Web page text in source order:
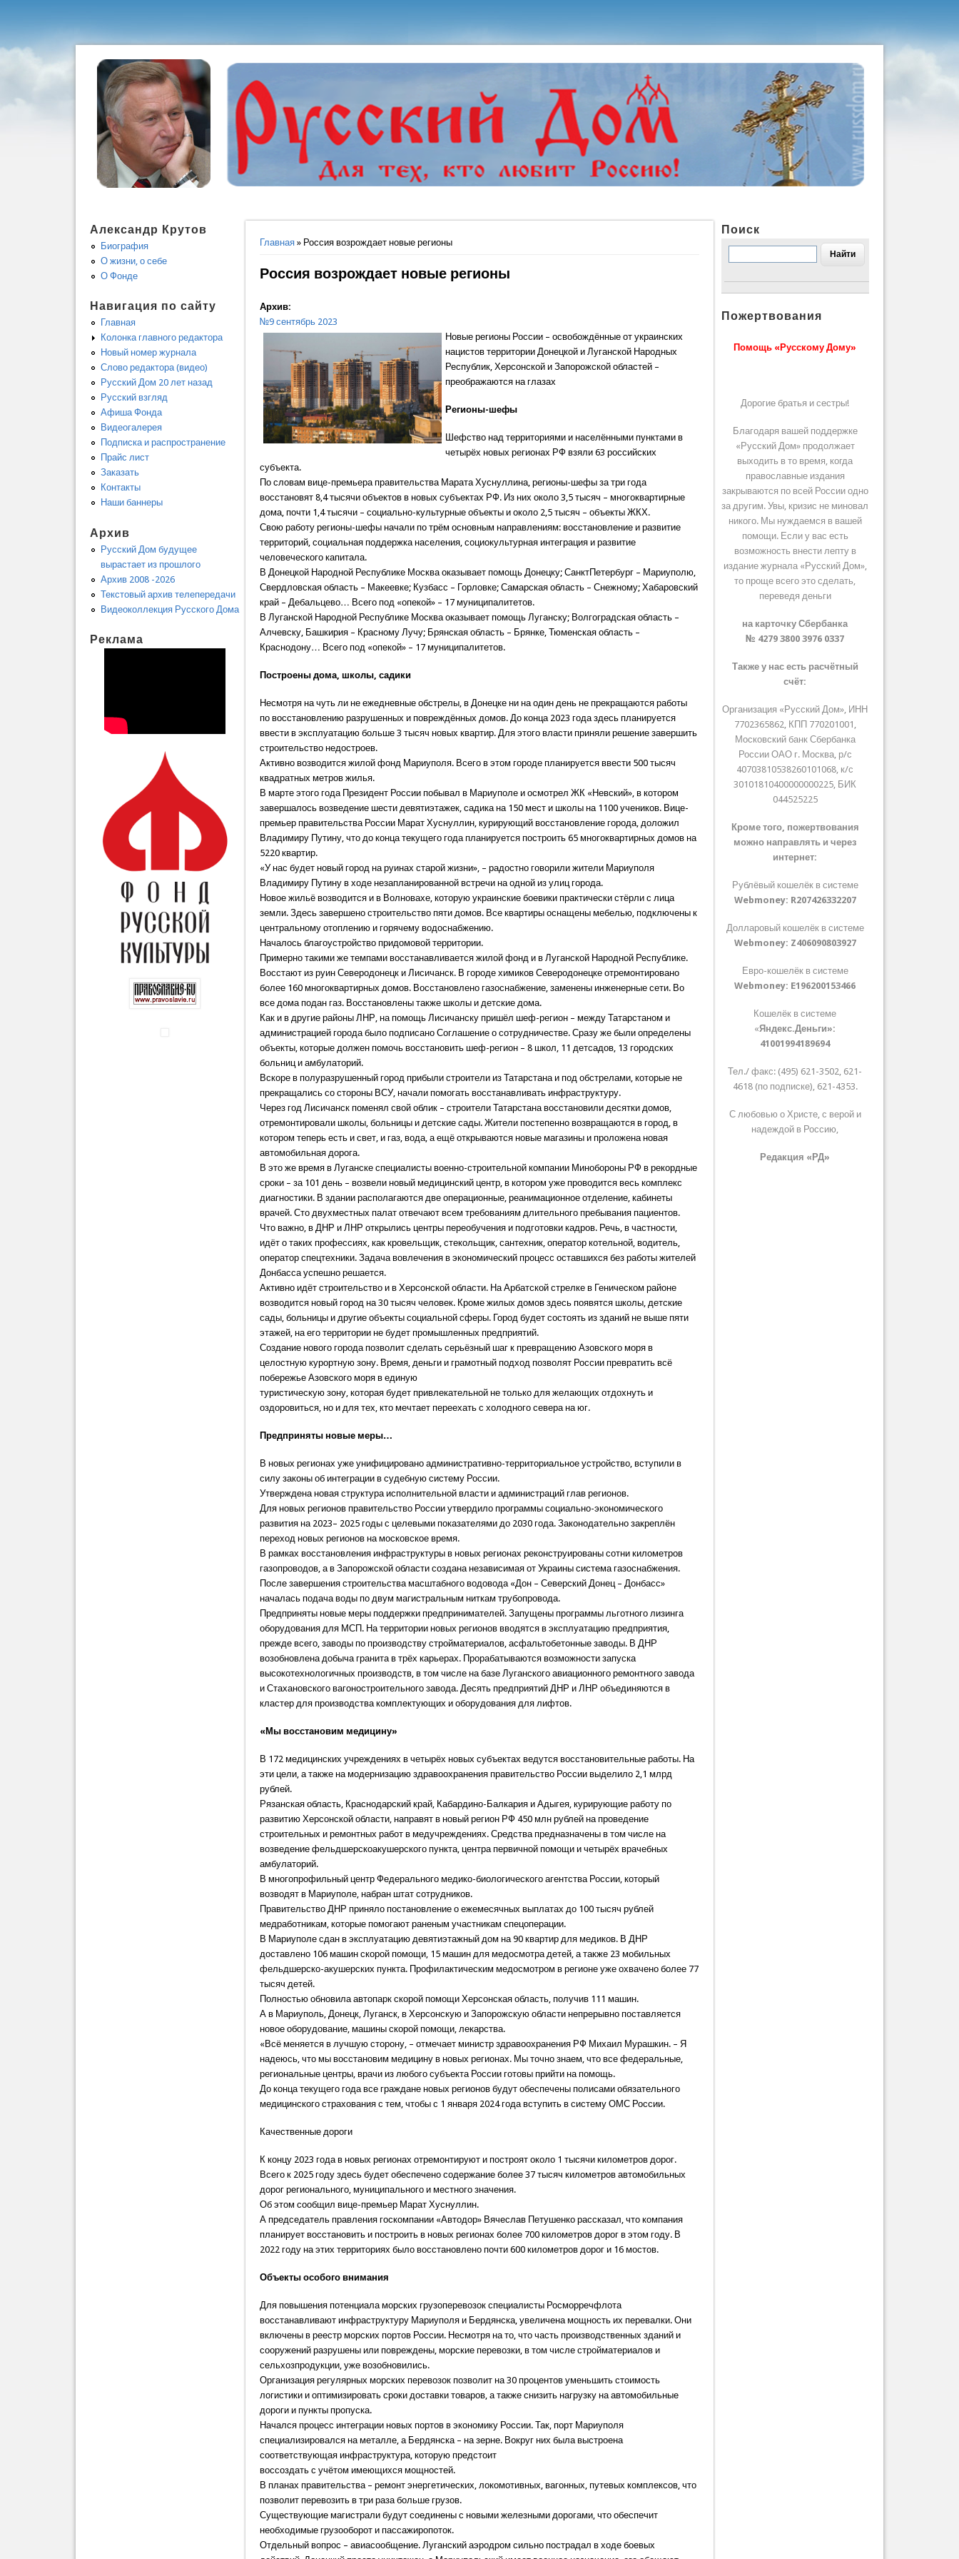
Вы здесь
Главная » Россия возрождает новые регионы
Россия возрождает новые регионы
Архив:
№9 сентябрь 2023
Новые регионы России – освобождённые от украинских
нацистов территории Донецкой и Луганской Народных
Республик, Херсонской и Запорожской областей –
преображаются на глазах
Регионы-шефы
Шефство над территориями и населёнными пунктами в
четырёх новых регионах РФ взяли 63 российских
субъекта.
По словам вице-премьера правительства Марата Хуснуллина, регионы-шефы за три года
восстановят 8,4 тысячи объектов в новых субъектах РФ. Из них около 3,5 тысяч – многоквартирные
дома, почти 1,4 тысячи – социально-культурные объекты и около 2,5 тысяч – объекты ЖКХ.
Свою работу регионы-шефы начали по трём основным направлениям: восстановление и развитие
территорий, социальная поддержка населения, социокультурная интеграция и развитие
человеческого капитала.
В Донецкой Народной Республике Москва оказывает помощь Донецку; СанктПетербург – Мариуполю,
Свердловская область – Макеевке; Кузбасс – Горловке; Самарская область – Снежному; Хабаровский
край – Дебальцево… Всего под «опекой» – 17 муниципалитетов.
В Луганской Народной Республике Москва оказывает помощь Луганску; Волгоградская область –
Алчевску, Башкирия – Красному Лучу; Брянская область – Брянке, Тюменская область –
Краснодону… Всего под «опекой» – 17 муниципалитетов.
Построены дома, школы, садики
Несмотря на чуть ли не ежедневные обстрелы, в Донецке ни на один день не прекращаются работы
по восстановлению разрушенных и повреждённых домов. До конца 2023 года здесь планируется
ввести в эксплуатацию больше 3 тысяч новых квартир. Для этого власти приняли решение завершить
строительство недостроев.
Активно возводится жилой фонд Мариуполя. Всего в этом городе планируется ввести 500 тысяч
квадратных метров жилья.
В марте этого года Президент России побывал в Мариуполе и осмотрел ЖК «Невский», в котором
завершалось возведение шести девятиэтажек, садика на 150 мест и школы на 1100 учеников. Вице-
премьер правительства России Марат Хуснуллин, курирующий восстановление города, доложил
Владимиру Путину, что до конца текущего года планируется построить 65 многоквартирных домов на
5220 квартир.
«У нас будет новый город на руинах старой жизни», – радостно говорили жители Мариуполя
Владимиру Путину в ходе незапланированной встречи на одной из улиц города.
Новое жильё возводится и в Волновахе, которую украинские боевики практически стёрли с лица
земли. Здесь завершено строительство пяти домов. Все квартиры оснащены мебелью, подключены к
центральному отоплению и горячему водоснабжению.
Началось благоустройство придомовой территории.
Примерно такими же темпами восстанавливается жилой фонд и в Луганской Народной Республике.
Восстают из руин Северодонецк и Лисичанск. В городе химиков Северодонецке отремонтировано
более 160 многоквартирных домов. Восстановлено газоснабжение, заменены инженерные сети. Во
все дома подан газ. Восстановлены также школы и детские дома.
Как и в другие районы ЛНР, на помощь Лисичанску пришёл шеф-регион – между Татарстаном и
администрацией города было подписано Соглашение о сотрудничестве. Сразу же были определены
объекты, которые должен помочь восстановить шеф-регион – 8 школ, 11 детсадов, 13 городских
больниц и амбулаторий.
Вскоре в полуразрушенный город прибыли строители из Татарстана и под обстрелами, которые не
прекращались со стороны ВСУ, начали помогать восстанавливать инфраструктуру.
Через год Лисичанск поменял свой облик – строители Татарстана восстановили десятки домов,
отремонтировали школы, больницы и детские сады. Жители постепенно возвращаются в город, в
котором теперь есть и свет, и газ, вода, а ещё открываются новые магазины и проложена новая
автомобильная дорога.
В это же время в Луганске специалисты военно-строительной компании Минобороны РФ в рекордные
сроки – за 101 день – возвели новый медицинский центр, в котором уже проводится весь комплекс
диагностики. В здании располагаются две операционные, реанимационное отделение, кабинеты
врачей. Сто двухместных палат отвечают всем требованиям длительного пребывания пациентов.
Что важно, в ДНР и ЛНР открылись центры переобучения и подготовки кадров. Речь, в частности,
идёт о таких профессиях, как кровельщик, стекольщик, сантехник, оператор котельной, водитель,
оператор спецтехники. Задача вовлечения в экономический процесс оставшихся без работы жителей
Донбасса успешно решается.
Активно идёт строительство и в Херсонской области. На Арбатской стрелке в Геническом районе
возводится новый город на 30 тысяч человек. Кроме жилых домов здесь появятся школы, детские
сады, больницы и другие объекты социальной сферы. Город будет состоять из зданий не выше пяти
этажей, на его территории не будет промышленных предприятий.
Создание нового города позволит сделать серьёзный шаг к превращению Азовского моря в
целостную курортную зону. Время, деньги и грамотный подход позволят России превратить всё
побережье Азовского моря в единую
туристическую зону, которая будет привлекательной не только для желающих отдохнуть и
оздоровиться, но и для тех, кто мечтает переехать с холодного севера на юг.
Предприняты новые меры…
В новых регионах уже унифицировано административно-территориальное устройство, вступили в
силу законы об интеграции в судебную систему России.
Утверждена новая структура исполнительной власти и администраций глав регионов.
Для новых регионов правительство России утвердило программы социально-экономического
развития на 2023– 2025 годы с целевыми показателями до 2030 года. Законодательно закреплён
переход новых регионов на московское время.
В рамках восстановления инфраструктуры в новых регионах реконструированы сотни километров
газопроводов, а в Запорожской области создана независимая от Украины система газоснабжения.
После завершения строительства масштабного водовода «Дон – Северский Донец – Донбасс»
началась подача воды по двум магистральным ниткам трубопровода.
Предприняты новые меры поддержки предпринимателей. Запущены программы льготного лизинга
оборудования для МСП. На территории новых регионов вводятся в эксплуатацию предприятия,
прежде всего, заводы по производству стройматериалов, асфальтобетонные заводы. В ДНР
возобновлена добыча гранита в трёх карьерах. Прорабатываются возможности запуска
высокотехнологичных производств, в том числе на базе Луганского авиационного ремонтного завода
и Стахановского вагоностроительного завода. Десять предприятий ДНР и ЛНР объединяются в
кластер для производства комплектующих и оборудования для лифтов.
«Мы восстановим медицину»
В 172 медицинских учреждениях в четырёх новых субъектах ведутся восстановительные работы. На
эти цели, а также на модернизацию здравоохранения правительство России выделило 2,1 млрд
рублей.
Рязанская область, Краснодарский край, Кабардино-Балкария и Адыгея, курирующие работу по
развитию Херсонской области, направят в новый регион РФ 450 млн рублей на проведение
строительных и ремонтных работ в медучреждениях. Средства предназначены в том числе на
возведение фельдшерскоакушерского пункта, центра первичной помощи и четырёх врачебных
амбулаторий.
В многопрофильный центр Федерального медико-биологического агентства России, который
возводят в Мариуполе, набран штат сотрудников.
Правительство ДНР приняло постановление о ежемесячных выплатах до 100 тысяч рублей
медработникам, которые помогают раненым участникам спецоперации.
В Мариуполе сдан в эксплуатацию девятиэтажный дом на 90 квартир для медиков. В ДНР
доставлено 106 машин скорой помощи, 15 машин для медосмотра детей, а также 23 мобильных
фельдшерско-акушерских пункта. Профилактическим медосмотром в регионе уже охвачено более 77
тысяч детей.
Полностью обновила автопарк скорой помощи Херсонская область, получив 111 машин.
А в Мариуполь, Донецк, Луганск, в Херсонскую и Запорожскую области непрерывно поставляется
новое оборудование, машины скорой помощи, лекарства.
«Всё меняется в лучшую сторону, – отмечает министр здравоохранения РФ Михаил Мурашкин. – Я
надеюсь, что мы восстановим медицину в новых регионах. Мы точно знаем, что все федеральные,
региональные центры, врачи из любого субъекта России готовы прийти на помощь.
До конца текущего года все граждане новых регионов будут обеспечены полисами обязательного
медицинского страхования с тем, чтобы с 1 января 2024 года вступить в систему ОМС России.
Качественные дороги
К концу 2023 года в новых регионах отремонтируют и построят около 1 тысячи километров дорог.
Всего к 2025 году здесь будет обеспечено содержание более 37 тысяч километров автомобильных
дорог регионального, муниципального и местного значения.
Об этом сообщил вице-премьер Марат Хуснуллин.
А председатель правления госкомпании «Автодор» Вячеслав Петушенко рассказал, что компания
планирует восстановить и построить в новых регионах более 700 километров дорог в этом году. В
2022 году на этих территориях было восстановлено почти 600 километров дорог и 16 мостов.
Объекты особого внимания
Для повышения потенциала морских грузоперевозок специалисты Росморречфлота
восстанавливают инфраструктуру Мариуполя и Бердянска, увеличена мощность их перевалки. Они
включены в реестр морских портов России. Несмотря на то, что часть производственных зданий и
сооружений разрушены или повреждены, морские перевозки, в том числе стройматериалов и
сельхозпродукции, уже возобновились.
Организация регулярных морских перевозок позволит на 30 процентов уменьшить стоимость
логистики и оптимизировать сроки доставки товаров, а также снизить нагрузку на автомобильные
дороги и пункты пропуска.
Начался процесс интеграции новых портов в экономику России. Так, порт Мариуполя
специализировался на металле, а Бердянска – на зерне. Вокруг них была выстроена
соответствующая инфраструктура, которую предстоит
воссоздать с учётом имеющихся мощностей.
В планах правительства – ремонт энергетических, локомотивных, вагонных, путевых комплексов, что
позволит перевозить в три раза больше грузов.
Существующие магистрали будут соединены с новыми железными дорогами, что обеспечит
необходимые грузооборот и пассажиропоток.
Отдельный вопрос – авиасообщение. Луганский аэродром сильно пострадал в ходе боевых
Александр Крутов
Биография
О жизни, о себе
О Фонде
Навигация по сайту
Главная
Колонка главного редактора
Новый номер журнала
Слово редактора (видео)
Русский Дом 20 лет назад
Русский взгляд
Афиша Фонда
Видеогалерея
Подписка и распространение
Прайс лист
Заказать
Контакты
Наши баннеры
Архив
Русский Дом будущее
вырастает из прошлого
Архив 2008 -2026
Текстовый архив телепередачи
Видеоколлекция Русского Дома
Реклама
Поиск
Пожертвования
Помощь «Русскому Дому»
Дорогие братья и сестры!
Благодаря вашей поддержке
«Русский Дом» продолжает
выходить в то время, когда
православные издания
закрываются по всей России одно
за другим. Увы, кризис не миновал
никого. Мы нуждаемся в вашей
помощи. Если у вас есть
возможность внести лепту в
издание журнала «Русский Дом»,
то проще всего это сделать,
переведя деньги
на карточку Сбербанка
№ 4279 3800 3976 0337
Также у нас есть расчётный
счёт:
Организация «Русский Дом», ИНН
7702365862, КПП 770201001,
Московский банк Сбербанка
России ОАО г. Москва, р/с
40703810538260101068, к/с
30101810400000000225, БИК
044525225
Кроме того, пожертвования
можно направлять и через
интернет:
Рублёвый кошелёк в системе
Webmoney: R207426332207
Долларовый кошелёк в системе
Webmoney: Z406090803927
Евро-кошелёк в системе
Webmoney: E196200153466
Кошелёк в системе
«Яндекс.Деньги»:
41001994189694
Тел./ факс: (495) 621-3502, 621-
4618 (по подписке), 621-4353.
С любовью о Христе, с верой и
надеждой в Россию,
Редакция «РД»